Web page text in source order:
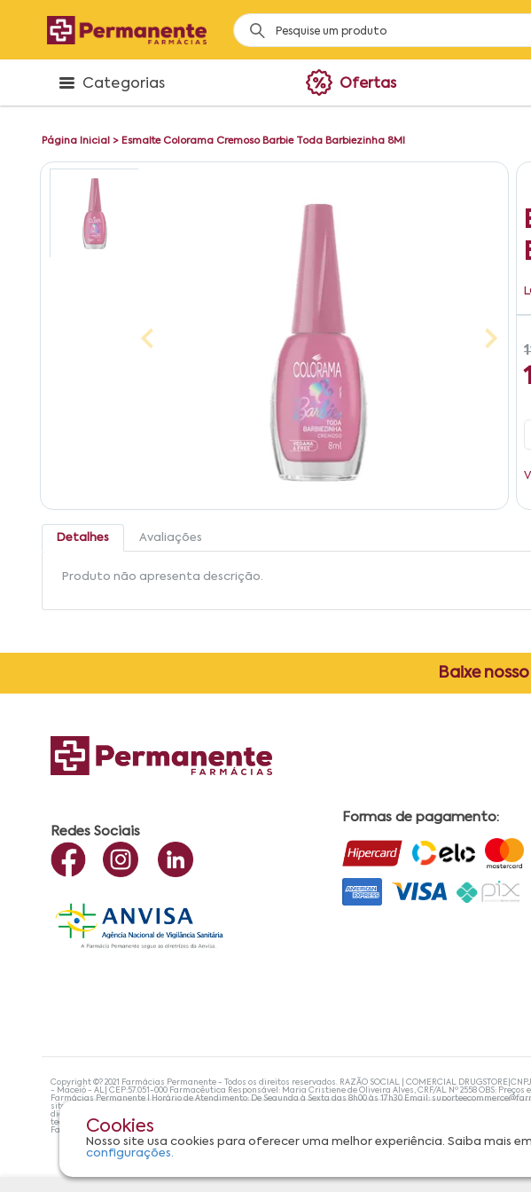
Categorias Ofertas
Página Inicial > Esmalte Colorama Cremoso Barbie Toda Barbiezinha 8Ml
Detalhes Avaliações
Produto não apresenta descrição.
Cookies
Nosso site usa cookies para oferecer uma melhor experiência. Saiba mais
configurações.
Baixe nosso
Redes Sociais
Formas de pagamento:
Copyright ©? 2021 Farmácias Permanente - Todos os direitos reservados. RAZÃO SOCIAL | COMERCIAL
- Maceió - AL| CEP:57.051-000 Farmacêutica Responsável: Maria Cristiene de Oliveira Alves, CRF/AL Nº 2558 OBS:
Farmácias Permanente | Horário de Atendimento: De Segunda à Sexta das 8h00 às 17h30 Email:
site não devem ser utilizadas para automedicação e, de forma alguma, substituem as orientações de um profissional
diagnosticar problemas de saúde e prescrever o tratamento adequado. Se os sintomas persistirem, um médico deve
tecnologias mais avançadas de proteção de dados, para que você possa realizar suas compras com tranquilidade. A
Farmácias Permanente. Todos os pedidos efetuados estão sujeitos à confirmação da disponibilidade de produto em